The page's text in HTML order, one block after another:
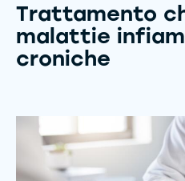
Trattamento
malattie
croniche